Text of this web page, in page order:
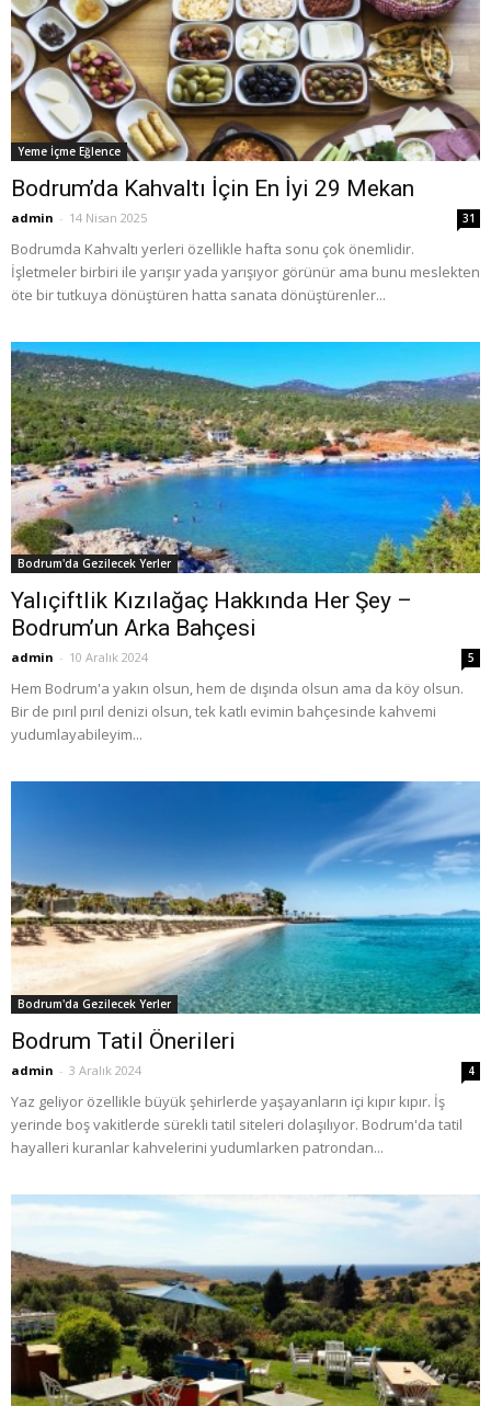
Yeme İçme Eğlence
Bodrum’da Kahvaltı İçin En İyi 29 Mekan
admin - 14 Nisan 2025 31
Bodrumda Kahvaltı yerleri özellikle hafta sonu çok önemlidir.
İşletmeler birbiri ile yarışır yada yarışıyor görünür ama bunu meslekten
öte bir tutkuya dönüştüren hatta sanata dönüştürenler...
Bodrum'da Gezilecek Yerler
Yalıçiftlik Kızılağaç Hakkında Her Şey –
Bodrum’un Arka Bahçesi
admin - 10 Aralık 2024 5
Hem Bodrum'a yakın olsun, hem de dışında olsun ama da köy olsun.
Bir de pırıl pırıl denizi olsun, tek katlı evimin bahçesinde kahvemi
yudumlayabileyim...
Bodrum'da Gezilecek Yerler
Bodrum Tatil Önerileri
admin - 3 Aralık 2024 4
Yaz geliyor özellikle büyük şehirlerde yaşayanların içi kıpır kıpır. İş
yerinde boş vakitlerde sürekli tatil siteleri dolaşılıyor. Bodrum'da tatil
hayalleri kuranlar kahvelerini yudumlarken patrondan...